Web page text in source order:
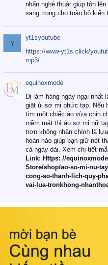
nhấn nghệ thuật giúp tôn lên
sang trọng cho toàn bộ kiến
Tuy nhiên, giữa thị trường đa
với vô vàn thương hiệu và
như hiện nay, làm thế nào để
được những bộ chăn ga gối
cấp thực sự chất lượng,
khí hậu và nhu cầu sử dụng
đình? Hãy cùng chúng tôi đi
giải đáp chi tiết qua bài viết
1. Tại sao các gia đình hiện
chuộng chăn ga gối đệm cao
Khác với các dòng sản
thường, những bộ chăn ga
cao cấp trải qua quy trình
nghiêm ngặt từ khâu chọn
liệu tự nhiên đến công nghệ
nhuộm hiện đại không chứa
này, bạn sẽ cảm nhận rõ rệt
hồi chuẩn xác của phần đệm
cột sống.
Bên cạnh đó, việc lựa chọn
Y
yt1syoutube
https://www-yt1s.click/
mp3/
equinoxmode
Đi làm hàng ngày ngại nhất
giặt ủi sơ mi phức tạp. Nếu
tìm một chiếc áo vừa chỉn
mềm mát thì áo sơ mi nữ
trơn không nhăn chính là
hoàn hảo giúp bạn giữ nét
cả ngày dài. Xem chi tiết
Link: Https: //
Store/shop/ao-so-mi-nu-
cong-so-thanh-lich-quy-
vai-lua-tronkhong-